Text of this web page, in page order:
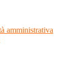
amministrativa